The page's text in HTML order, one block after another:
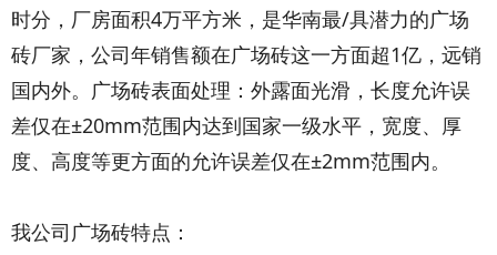
时分，厂房面积4万平方米，是华南最/具潜力的广场
砖厂家，公司年销售额在广场砖这一方面超1亿，远销
国内外。广场砖表面处理：外露面光滑，长度允许误
差仅在±20mm范围内达到国家一级水平，宽度、厚
度、高度等更方面的允许误差仅在±2mm范围内。
我公司广场砖特点：